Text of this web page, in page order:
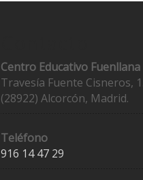
Centro Educativo Fuenllana
Travesía Fuente Cisneros,
(28922) Alcorcón, Madrid.
Teléfono
916 14 47 29